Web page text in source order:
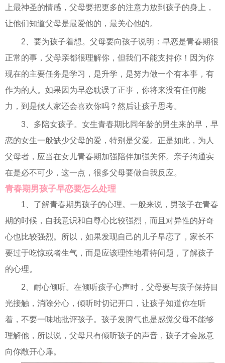
上最神圣的情感，父母要把更多的注意力放到孩子的身上，
让他们知道父母是最爱他的，最关心他的。
2、要为孩子着想。父母要向孩子说明：早恋是青春期很
正常的事，父母亲都很理解你，但我们不能支持你！因为你
现在的主要任务是学习，是升学，是努力做一个有本事，有
作为的人。如果因为早恋耽误了正事，你将来没有任何能
力，到是候人家还会喜欢你吗？然后让孩子思考。
3、多陪女孩子。女生青春期比同年龄的男生来的早，早
恋的女生一般缺少父母的爱，特别是父爱。正是如此，为人
父母者，应当在女儿青春期加强陪伴加强关怀。亲子沟通实
在是必不可少，这一点，很多父母要做自我反应。
青春期男孩子早恋要怎么处理
1、了解青春期男孩子的心理。一般来说，男孩子在青春
期的时候，自我意识和自尊心比较强烈，而且对异性的好奇
心也比较强烈。所以，如果发现自己的儿子早恋了，家长不
要过于吃惊或者生气，而是应该理性地看待问题，了解孩子
的心理。
2、耐心倾听。在倾听孩子心声时，父母要与孩子保持目
光接触，消除分心，倾听时切记开口，让孩子知道你在听
着，不要一味地批评孩子。孩子发脾气也是感觉父母不能够
理解他，所以说，父母只有倾听孩子的声音，孩子才会愿意
向你敞开心扉。